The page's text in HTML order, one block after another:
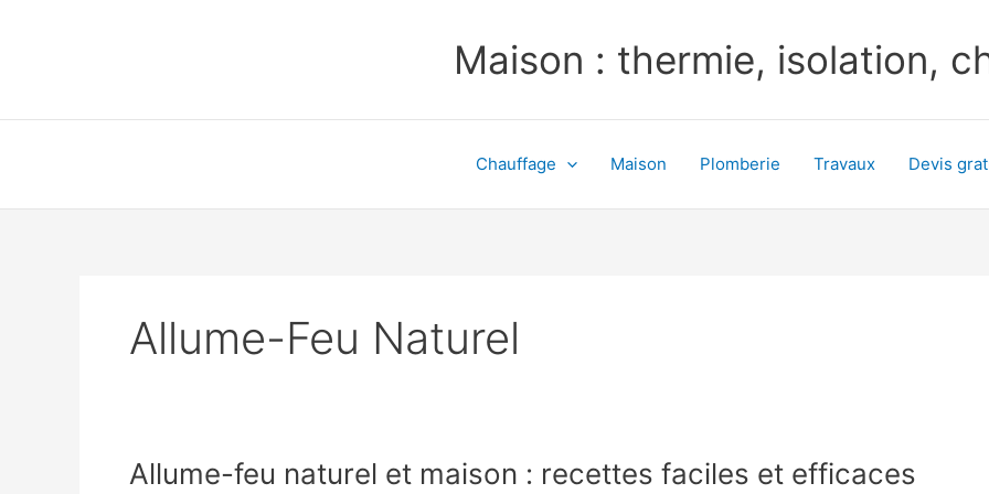
Maison : thermie, isolation,
Chauffage Maison Plomberie Travaux Devis
Allume-Feu Naturel
Allume-feu naturel et maison : recettes faciles et efficaces